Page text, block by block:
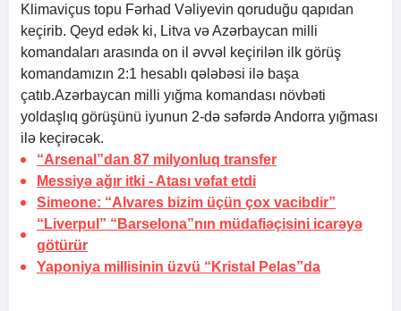
Klimaviçus topu Fərhad Vəliyevin qoruduğu qapıdan
keçirib. Qeyd edək ki, Litva və Azərbaycan milli
komandaları arasında on il əvvəl keçirilən ilk görüş
komandamızın 2:1 hesablı qələbəsi ilə başa
çatıb.Azərbaycan milli yığma komandası növbəti
yoldaşlıq görüşünü iyunun 2-də səfərdə Andorra yığması
ilə keçirəcək.
“Arsenal”dan 87 milyonluq transfer
Messiyə ağır itki - Atası vəfat etdi
Simeone: “Alvares bizim üçün çox vacibdir”
“Liverpul” “Barselona”nın müdafiəçisini icarəyə
götürür
Yaponiya millisinin üzvü “Kristal Pelas”da